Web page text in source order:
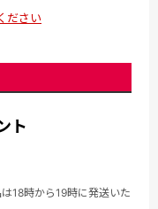
ださい
ト
18時から19時に発送いた